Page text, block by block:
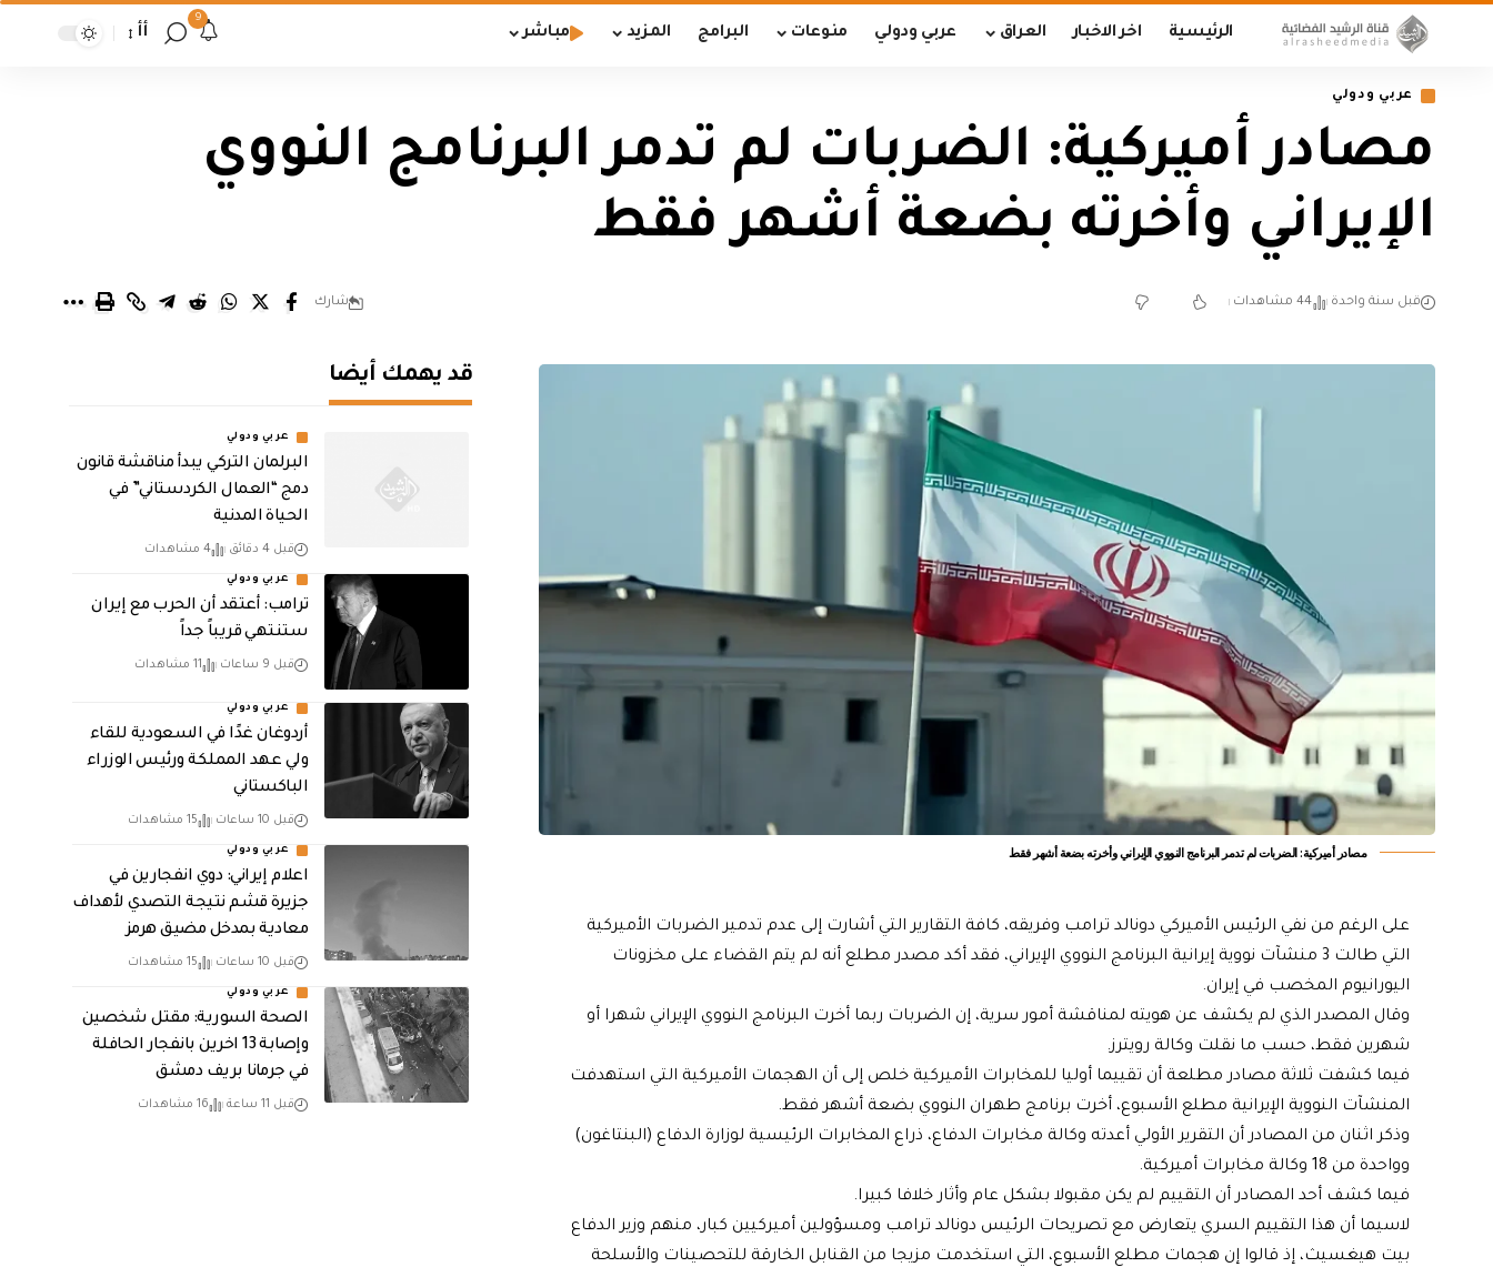
الرئيسية اخر الاخبار العراق عربي ودولي منوعات البرامج المزيد مباشر
9
أأ
عربي ودولي
مصادر أميركية: الضربات لم تدمر البرنامج النووي
الإيراني وأخرته بضعة أشهر فقط
قبل سنة واحدة 44 مشاهدات شارك
مصادر أميركية: الضربات لم تدمر البرنامج النووي الإيراني وأخرته بضعة أشهر فقط
على الرغم من نفي الرئيس الأميركي دونالد ترامب وفريقه، كافة التقارير التي أشارت إلى عدم تدمير الضربات الأميركية
التي طالت 3 منشآت نووية إيرانية البرنامج النووي الإيراني، فقد أكد مصدر مطلع أنه لم يتم القضاء على مخزونات
اليورانيوم المخصب في إيران.
وقال المصدر الذي لم يكشف عن هويته لمناقشة أمور سرية، إن الضربات ربما أخرت البرنامج النووي الإيراني شهرا أو
شهرين فقط، حسب ما نقلت وكالة رويترز.
فيما كشفت ثلاثة مصادر مطلعة أن تقييما أوليا للمخابرات الأميركية خلص إلى أن الهجمات الأميركية التي استهدفت
المنشآت النووية الإيرانية مطلع الأسبوع، أخرت برنامج طهران النووي بضعة أشهر فقط.
وذكر اثنان من المصادر أن التقرير الأولي أعدته وكالة مخابرات الدفاع، ذراع المخابرات الرئيسية لوزارة الدفاع (البنتاغون)
وواحدة من 18 وكالة مخابرات أميركية.
فيما كشف أحد المصادر أن التقييم لم يكن مقبولا بشكل عام وأثار خلافا كبيرا.
لاسيما أن هذا التقييم السري يتعارض مع تصريحات الرئيس دونالد ترامب ومسؤولين أميركيين كبار، منهم وزير الدفاع
بيت هيغسيث، إذ قالوا إن هجمات مطلع الأسبوع، التي استخدمت مزيجا من القنابل الخارقة للتحصينات والأسلحة
قد يهمك أيضا
عربي ودولي
البرلمان التركي يبدأ مناقشة قانون
دمج “العمال الكردستاني” في
الحياة المدنية
قبل 4 دقائق 4 مشاهدات
عربي ودولي
‏ترامب: أعتقد أن الحرب مع إيران
ستنتهي قريباً جداً
قبل 9 ساعات 11 مشاهدات
عربي ودولي
أردوغان غدًا في السعودية للقاء
ولي عهد المملكة ورئيس الوزراء
الباكستاني
قبل 10 ساعات 15 مشاهدات
عربي ودولي
اعلام إيراني: دوي انفجارين في
جزيرة قشم نتيجة التصدي لأهداف
معادية بمدخل مضيق هرمز
قبل 10 ساعات 15 مشاهدات
عربي ودولي
الصحة السورية: مقتل شخصين
وإصابة 13 اخرين بانفجار الحافلة
في جرمانا بريف دمشق
قبل 11 ساعة 16 مشاهدات